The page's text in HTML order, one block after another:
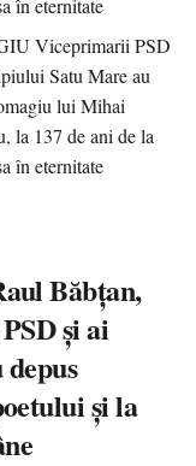
Băbțan,
și ai
și la